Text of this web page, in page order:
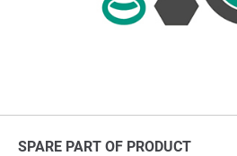
SPARE PART OF PRODUCT